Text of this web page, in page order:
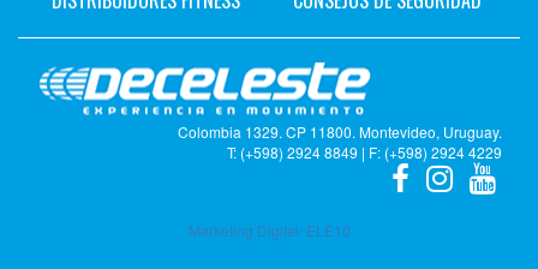
Colombia 1329. CP 11800. Montevideo, Uruguay.
T: (+598) 2924 8849 | F: (+598) 2924 4229
Marketing Digital: ELE10